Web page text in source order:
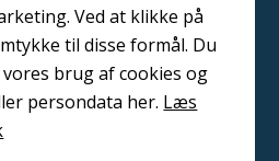
Ved at klikke på
til disse formål. Du
brug af cookies og
persondata her. Læs